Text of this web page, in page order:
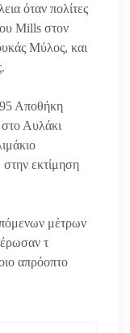
όταν πολίτες
Mills στον
Μύλος, και
Αποθήκη
Αυλάκι
εκτίμηση
μέτρων
τ
απρόοπτο